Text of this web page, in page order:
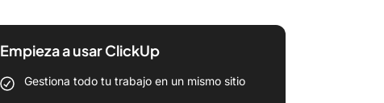
Empieza a usar ClickUp
Gestiona todo tu trabajo en un mismo sitio